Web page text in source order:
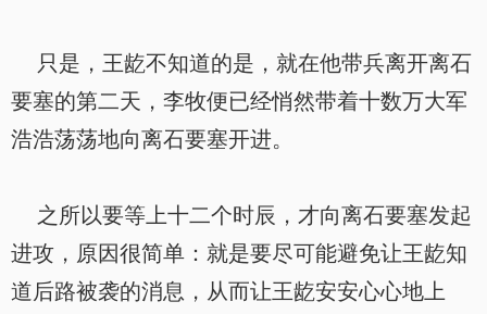
只是，王龁不知道的是，就在他带兵离开离石
要塞的第二天，李牧便已经悄然带着十数万大军
浩浩荡荡地向离石要塞开进。
之所以要等上十二个时辰，才向离石要塞发起
进攻，原因很简单：就是要尽可能避免让王龁知
道后路被袭的消息，从而让王龁安安心心地上